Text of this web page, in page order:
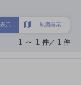
示 地図表示
1 ～ 1 件／ 1 件